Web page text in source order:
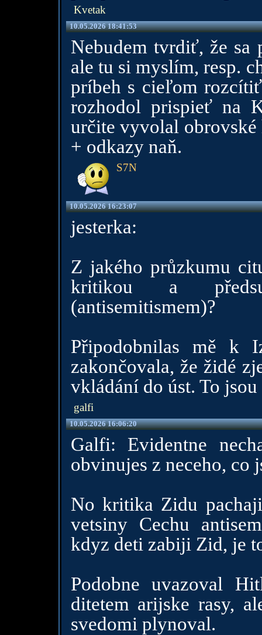
Kvetak
10.05.2026 18:41:53
Nebudem tvrdiť, že sa
ale tu si myslím, resp.
príbeh s cieľom
rozhodol prispieť na
určite vyvolal obrovské
+ odkazy naň.
S7N
10.05.2026 16:23:07
jesterka:
Z jakého průzkumu
kritikou a
(antisemitismem)?
Připodobnilas mě k
zakončovala, že židé
vkládání do úst. To
galfi
10.05.2026 16:06:20
Galfi: Evidentne
obvinujes z neceho, co
No kritika Zidu
vetsiny Cechu
kdyz deti zabiji Zid, je
Podobne uvazoval
ditetem arijske rasy,
svedomi plynoval.